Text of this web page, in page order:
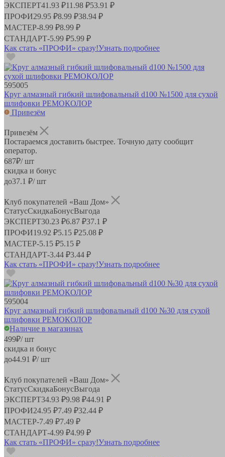
ЭКСПЕРТ41.93 ₽11.98 ₽53.91 ₽
ПРОФИ29.95 ₽8.99 ₽38.94 ₽
МАСТЕР-8.99 ₽8.99 ₽
СТАНДАРТ-5.99 ₽5.99 ₽
Как стать «ПРОФИ» сразу!Узнать подробнее
595005
Круг алмазный гибкий шлифовальный d100 №1500 для сухой
шлифовки РЕМОКОЛОР
Привезём
Привезём
Постараемся доставить быстрее. Точную дату сообщит
оператор.
687₽/ шт
скидка и бонус
до37.1 ₽/ шт
Клуб покупателей «Ваш Дом»
СтатусСкидкаБонусВыгода
ЭКСПЕРТ30.23 ₽6.87 ₽37.1 ₽
ПРОФИ19.92 ₽5.15 ₽25.08 ₽
МАСТЕР-5.15 ₽5.15 ₽
СТАНДАРТ-3.44 ₽3.44 ₽
Как стать «ПРОФИ» сразу!Узнать подробнее
595004
Круг алмазный гибкий шлифовальный d100 №30 для сухой
шлифовки РЕМОКОЛОР
Наличие в магазинах
499₽/ шт
скидка и бонус
до44.91 ₽/ шт
Клуб покупателей «Ваш Дом»
СтатусСкидкаБонусВыгода
ЭКСПЕРТ34.93 ₽9.98 ₽44.91 ₽
ПРОФИ24.95 ₽7.49 ₽32.44 ₽
МАСТЕР-7.49 ₽7.49 ₽
СТАНДАРТ-4.99 ₽4.99 ₽
Как стать «ПРОФИ» сразу!Узнать подробнее